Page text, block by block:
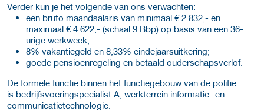
Verder kun je het volgende van ons verwachten:
een bruto maandsalaris van minimaal € 2.832,- en
maximaal € 4.622,- (schaal 9 Bbp) op basis van een 36-
urige werkweek;
8% vakantiegeld en 8,33% eindejaarsuitkering;
goede pensioenregeling en betaald ouderschapsverlof.
De formele functie binnen het functiegebouw van de politie
is bedrijfsvoeringspecialist A, werkterrein informatie- en
communicatietechnologie.